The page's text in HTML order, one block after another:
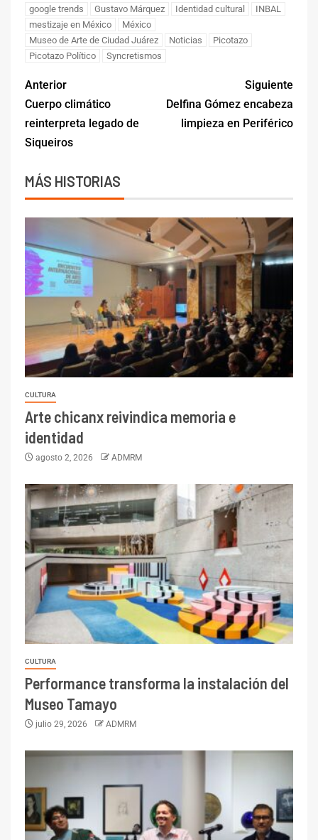
google trends
Gustavo Márquez Identidad cultural
INBAL
mestizaje en México
México
Museo de Arte de Ciudad Juárez
Noticias
Picotazo
Picotazo Político
Syncretismos
Anterior
Cuerpo climático
reinterpreta legado de
Siqueiros
Siguiente
Delfina Gómez encabeza
limpieza en Periférico
MÁS HISTORIAS
CULTURA
Arte chicanx reivindica memoria e
identidad
agosto 2, 2026 ADMRM
CULTURA
Performance transforma la instalación del
Museo Tamayo
julio 29, 2026 ADMRM